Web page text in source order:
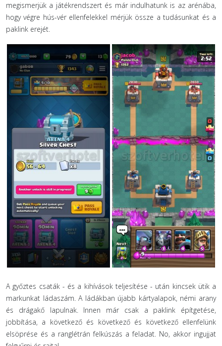
megismerjük a játékrendszert és már indulhatunk is az arénába,
hogy végre hús-vér ellenfelekkel mérjük össze a tudásunkat és a
paklink erejét.
A győztes csaták - és a kihívások teljesítése - után kincsek ütik a
markunkat ládaszám. A ládákban újabb kártyalapok, némi arany
és drágakő lapulnak. Innen már csak a paklink építgetése,
jobbítása, a következő és következő és következő ellenfelünk
elsöprése és a ranglétrán felkúszás a feladat. No, akkor ingujjat